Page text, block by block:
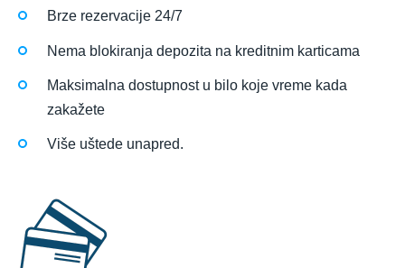
Brze rezervacije 24/7
Nema blokiranja depozita na kreditnim karticama
Maksimalna dostupnost u bilo koje vreme kada
zakažete
Više uštede unapred.